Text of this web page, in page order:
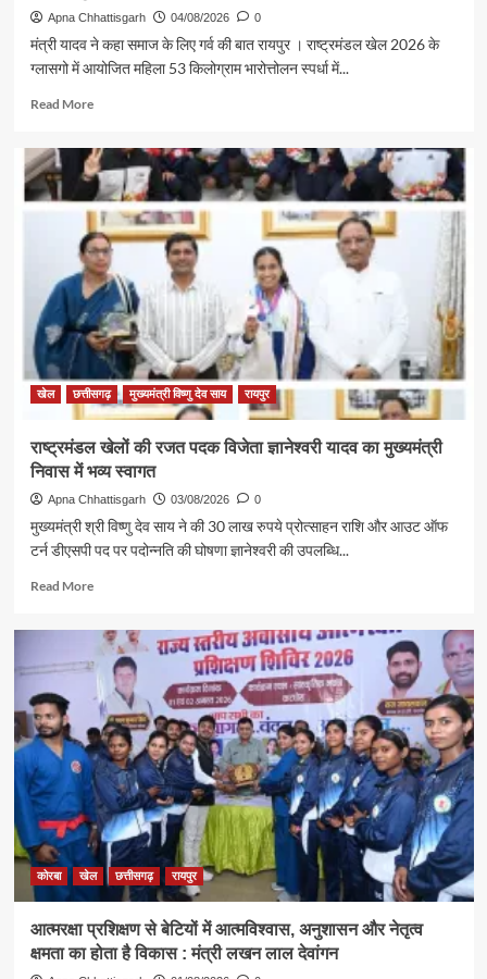
–
साव
Apna Chhattisgarh 04/08/2026 0
मंत्री यादव ने कहा समाज के लिए गर्व की बात रायपुर । राष्ट्रमंडल खेल 2026 के
ग्लासगो में आयोजित महिला 53 किलोग्राम भारोत्तोलन स्पर्धा में...
Read MoreRead
रजत
पदक
विजेता
ज्ञानेश्वरी
यादव
से
शिक्षा
मंत्री
गजेंद्र
यादव
की
आत्मीय
खेल छत्तीसगढ़ मुख्यमंत्री विष्णु देव साय रायपुर
राष्ट्रमंडल खेलों की रजत पदक विजेता ज्ञानेश्वरी यादव का मुख्यमंत्री
निवास में भव्य स्वागत
Apna Chhattisgarh 03/08/2026 0
मुख्यमंत्री श्री विष्णु देव साय ने की 30 लाख रुपये प्रोत्साहन राशि और आउट ऑफ
टर्न डीएसपी पद पर पदोन्नति की घोषणा ज्ञानेश्वरी की उपलब्धि...
Read MoreRead
राष्ट्रमंडल
खेलों
की
रजत
पदक
विजेता
ज्ञानेश्वरी
यादव
का
मुख्यमंत्री
निवास
में
कोरबा खेल छत्तीसगढ़ रायपुर
आत्मरक्षा प्रशिक्षण से बेटियों में आत्मविश्वास, अनुशासन और नेतृत्व
क्षमता का होता है विकास : मंत्री लखन लाल देवांगन